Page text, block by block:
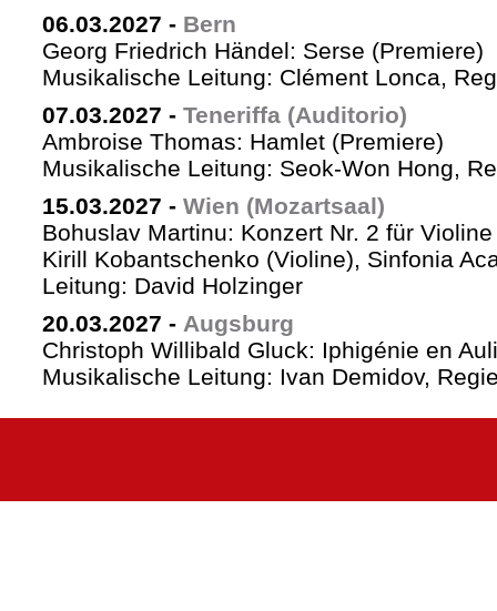
06.03.2027 - Bern
Georg Friedrich Händel: Serse (Premiere)
Musikalische Leitung: Clément Lonca,
07.03.2027 - Teneriffa (Auditorio)
Ambroise Thomas: Hamlet (Premiere)
Musikalische Leitung: Seok-Won Hong,
15.03.2027 - Wien (Mozartsaal)
Bohuslav Martinu: Konzert Nr. 2 für
Kirill Kobantschenko (Violine), Sinfonia
Leitung: David Holzinger
20.03.2027 - Augsburg
Christoph Willibald Gluck: Iphigénie en
Musikalische Leitung: Ivan Demidov,